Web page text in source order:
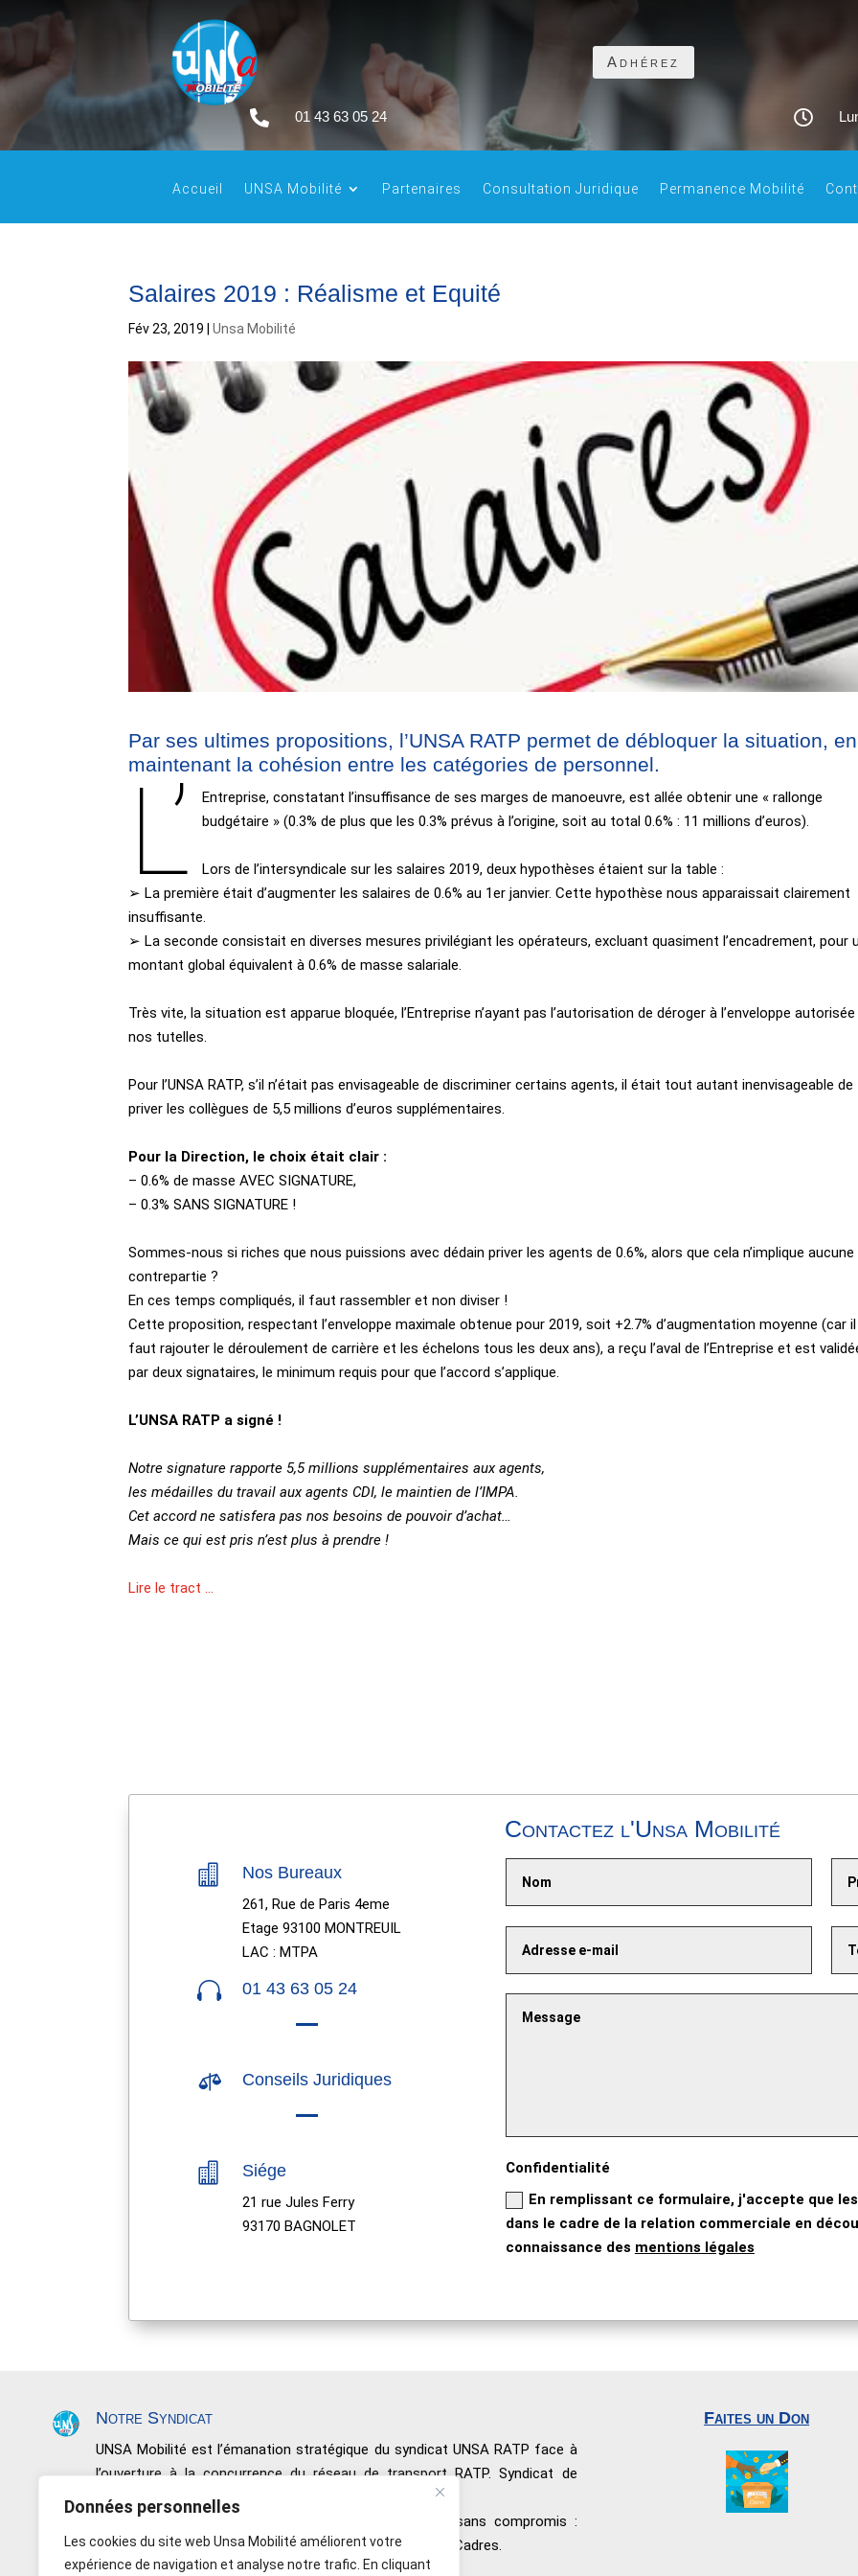
Données personnelles
Les cookies du site web Unsa Mobilité améliorent votre
expérience de navigation et analyse notre trafic. En cliquant
Adhérez
 01 43 63 05 24 
Accueil UNSA Mobilité Partenaires Consultation Juridique Permanence Mobilité
Salaires 2019 : Réalisme et Equité
Fév 23, 2019 |Unsa Mobilité
Par ses ultimes propositions, l’UNSA RATP permet de débloquer la situation, en
maintenant la cohésion entre les catégories de personnel.
L’
Entreprise, constatant l’insuffisance de ses marges de manoeuvre, est allée obtenir une « rallonge
budgétaire » (0.3% de plus que les 0.3% prévus à l’origine, soit au total 0.6% : 11 millions d’euros).
Lors de l’intersyndicale sur les salaires 2019, deux hypothèses étaient sur la table :
➢ La première était d’augmenter les salaires de 0.6% au 1er janvier. Cette hypothèse nous apparaissait clairement
insuffisante.
➢ La seconde consistait en diverses mesures privilégiant les opérateurs, excluant quasiment l’encadrement, pour
montant global équivalent à 0.6% de masse salariale.
Très vite, la situation est apparue bloquée, l’Entreprise n’ayant pas l’autorisation de déroger à l’enveloppe
nos tutelles.
Pour l’UNSA RATP, s’il n’était pas envisageable de discriminer certains agents, il était tout autant inenvisageable de
priver les collègues de 5,5 millions d’euros supplémentaires.
Pour la Direction, le choix était clair :
– 0.6% de masse AVEC SIGNATURE,
– 0.3% SANS SIGNATURE !
Sommes-nous si riches que nous puissions avec dédain priver les agents de 0.6%, alors que cela n’implique aucune
contrepartie ?
En ces temps compliqués, il faut rassembler et non diviser !
Cette proposition, respectant l’enveloppe maximale obtenue pour 2019, soit +2.7% d’augmentation moyenne (car il
faut rajouter le déroulement de carrière et les échelons tous les deux ans), a reçu l’aval de l’Entreprise et est
par deux signataires, le minimum requis pour que l’accord s’applique.
L’UNSA RATP a signé !
Notre signature rapporte 5,5 millions supplémentaires aux agents,
les médailles du travail aux agents CDI, le maintien de l’IMPA.
Cet accord ne satisfera pas nos besoins de pouvoir d’achat…
Mais ce qui est pris n’est plus à prendre !
Lire le tract …
 Nos Bureaux
261, Rue de Paris 4eme
Etage 93100 MONTREUIL
LAC : MTPA
 01 43 63 05 24
 Conseils Juridiques
 Siége
21 rue Jules Ferry
93170 BAGNOLET
Contactez l'Unsa Mobilité
Confidentialité
En remplissant ce formulaire, j'accepte que
dans le cadre de la relation commerciale en
connaissance des mentions légales
Notre Syndicat
UNSA Mobilité est l’émanation stratégique du syndicat UNSA RATP face à
l’ouverture à la concurrence du réseau de transport RATP. Syndicat de
négociations, de conquêtes sociales et de résultats.
Nous défendons toutes les catégories de personnel sans compromis :
Salariés non issus de l’encadrement, les Maîtrises et les Cadres.
Indépendance – Rapport de force – Responsabilité
Faites un Don